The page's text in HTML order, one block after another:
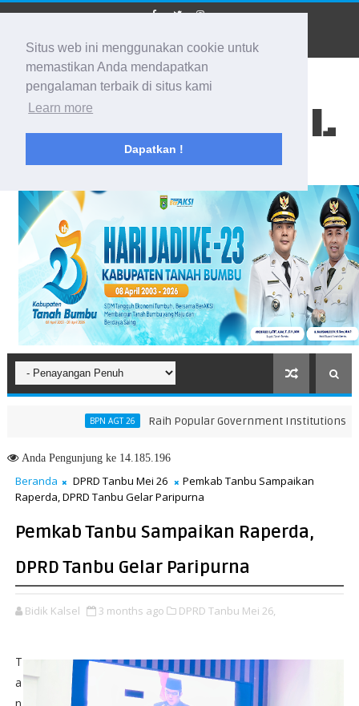
Situs web ini menggunakan cookie untuk
memastikan Anda mendapatkan
pengalaman terbaik di situs kami
Learn more
Dapatkan !
BIDIK KALSEL
Membidik Ke Segala Arah
BPN AGT 26 Raih Popular Government Institutions Award
AndaPengunjung ke 14.185.196
Beranda DPRD Tanbu Mei 26
Pemkab Tanbu Sampaikan
Raperda, DPRD Tanbu Gelar Paripurna
Pemkab Tanbu Sampaikan Raperda,
DPRD Tanbu Gelar Paripurna
Bidik Kalsel 3 months ago DPRD Tanbu Mei 26,
T
a